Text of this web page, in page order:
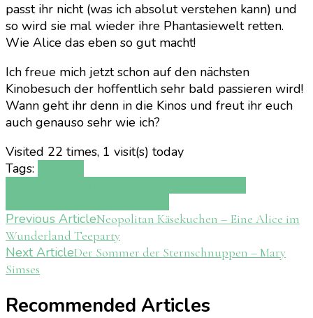
passt ihr nicht (was ich absolut verstehen kann) und
so wird sie mal wieder ihre Phantasiewelt retten.
Wie Alice das eben so gut macht!
Ich freue mich jetzt schon auf den nächsten
Kinobesuch der hoffentlich sehr bald passieren wird!
Wann geht ihr denn in die Kinos und freut ihr euch
auch genauso sehr wie ich?
Visited 22 times, 1 visit(s) today
Tags:
Post
Navigation
Previous ArticleNeopolitan Käsekuchen – Eine Alice im
Wunderland Teeparty
Next ArticleDer Sommer der Sternschnuppen – Mary
Simses
Recommended Articles